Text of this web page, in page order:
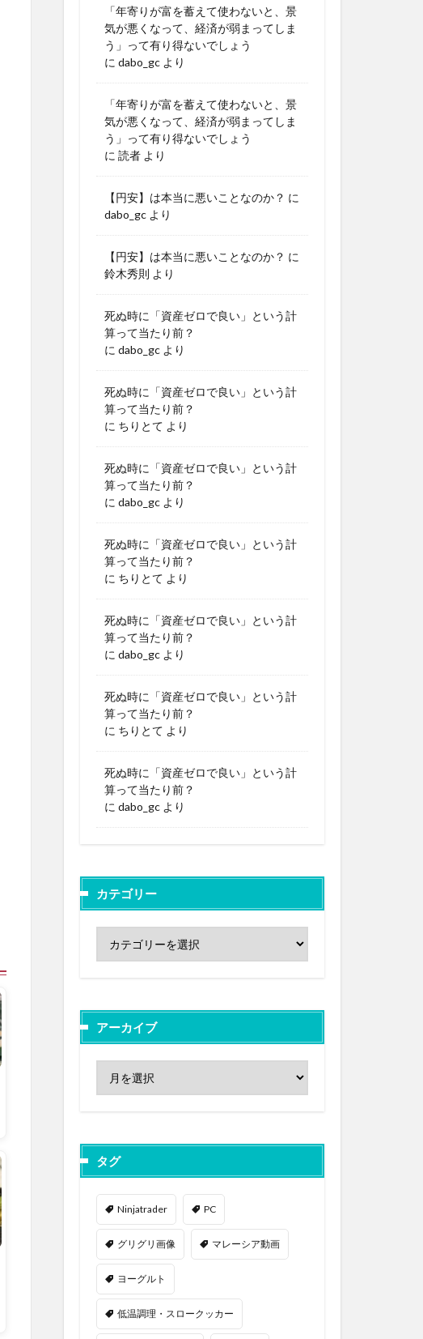
「年寄りが富を蓄えて使わないと、景
気が悪くなって、経済が弱まってしま
う」って有り得ないでしょう
に dabo_gc より
「年寄りが富を蓄えて使わないと、景
気が悪くなって、経済が弱まってしま
う」って有り得ないでしょう
に 読者 より
【円安】は本当に悪いことなのか？ に
dabo_gc より
【円安】は本当に悪いことなのか？ に
鈴木秀則 より
死ぬ時に「資産ゼロで良い」という計
算って当たり前？
に dabo_gc より
死ぬ時に「資産ゼロで良い」という計
算って当たり前？
に ちりとて より
死ぬ時に「資産ゼロで良い」という計
算って当たり前？
に dabo_gc より
死ぬ時に「資産ゼロで良い」という計
算って当たり前？
に ちりとて より
死ぬ時に「資産ゼロで良い」という計
算って当たり前？
に dabo_gc より
死ぬ時に「資産ゼロで良い」という計
算って当たり前？
に ちりとて より
死ぬ時に「資産ゼロで良い」という計
算って当たり前？
に dabo_gc より
カテゴリー
アーカイブ
タグ
Ninjatrader PC
グリグリ画像 マレーシア動画
ヨーグルト
低温調理・スロークッカー